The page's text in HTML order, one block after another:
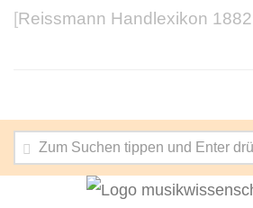
[Reissmann Handlexikon 1882